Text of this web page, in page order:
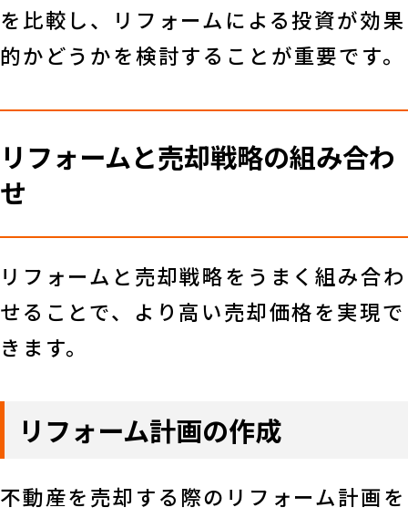
を比較し、リフォームによる投資が効果
的かどうかを検討することが重要です。
リフォームと売却戦略の組み合わ
せ
リフォームと売却戦略をうまく組み合わ
せることで、より高い売却価格を実現で
きます。
リフォーム計画の作成
不動産を売却する際のリフォーム計画を